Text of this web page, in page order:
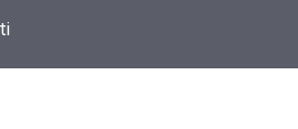
TL'ye Aldığı Çuvalın Altı Çürük Çıktı